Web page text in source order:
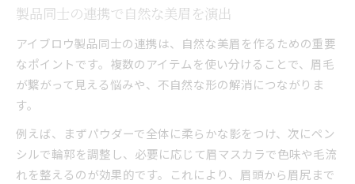
製品同士の連携で自然な美眉を演出
アイブロウ製品同士の連携は、自然な美眉を作るための重要
なポイントです。複数のアイテムを使い分けることで、眉毛
が繋がって見える悩みや、不自然な形の解消につながりま
す。
例えば、まずパウダーで全体に柔らかな影をつけ、次にペン
シルで輪郭を調整し、必要に応じて眉マスカラで色味や毛流
れを整えるのが効果的です。これにより、眉頭から眉尻まで